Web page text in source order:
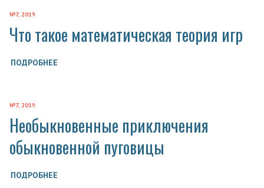
№7, 2019
Что такое математическая теория игр
ПОДРОБНЕЕ
№7, 2019
Необыкновенные приключения
обыкновенной пуговицы
ПОДРОБНЕЕ